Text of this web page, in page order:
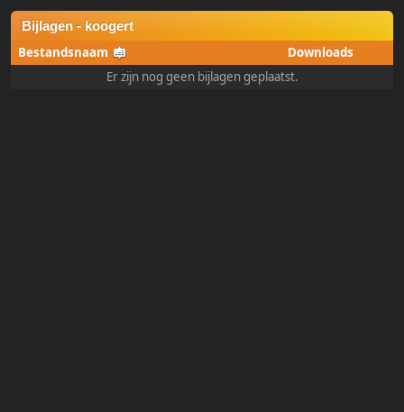
Bijlagen - koogert
Bestandsnaam
Downloads
Er zijn nog geen bijlagen geplaatst.